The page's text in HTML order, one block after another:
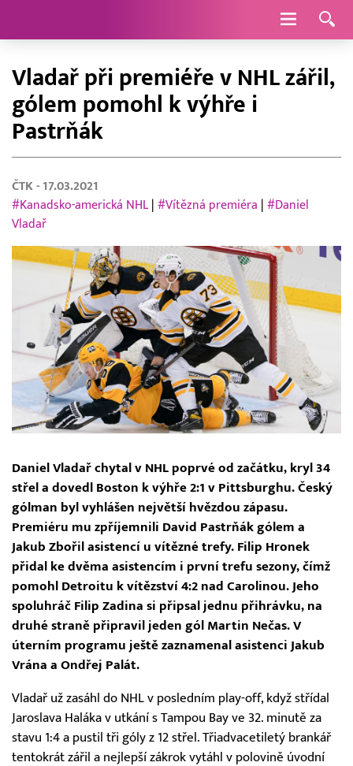
Navigace
Vladař při premiéře v NHL zářil,
gólem pomohl k výhře i
Pastrňák
ČTK - 17.03.2021
#Kanadsko-americká NHL | #Vítězná premiéra | #Daniel
Vladař
Daniel Vladař chytal v NHL poprvé od začátku, kryl 34
střel a dovedl Boston k výhře 2:1 v Pittsburghu. Český
gólman byl vyhlášen největší hvězdou zápasu.
Premiéru mu zpříjemnili David Pastrňák gólem a
Jakub Zbořil asistencí u vítězné trefy. Filip Hronek
přidal ke dvěma asistencím i první trefu sezony, čímž
pomohl Detroitu k vítězství 4:2 nad Carolinou. Jeho
spoluhráč Filip Zadina si připsal jednu přihrávku, na
druhé straně připravil jeden gól Martin Nečas. V
úterním programu ještě zaznamenal asistenci Jakub
Vrána a Ondřej Palát.
Vladař už zasáhl do NHL v posledním play-off, když střídal
Jaroslava Haláka v utkání s Tampou Bay ve 32. minutě za
stavu 1:4 a pustil tři góly z 12 střel. Třiadvacetiletý brankář
tentokrát zářil a nejlepší zákrok vytáhl v polovině úvodní